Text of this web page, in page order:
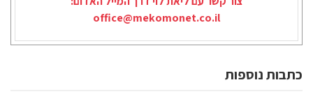
office@mekomonet.co.il
כתבות נוספות